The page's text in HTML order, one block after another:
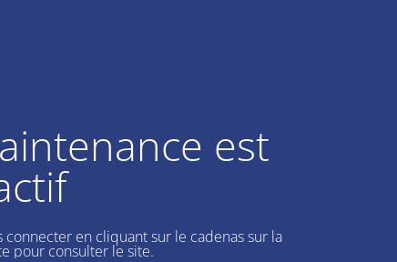
est
en cliquant sur le cadenas sur la
pour consulter le site.